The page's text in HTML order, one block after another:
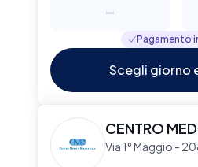
-
Pagamento
Scegli giorno
CENTRO
Via 1° Maggio -